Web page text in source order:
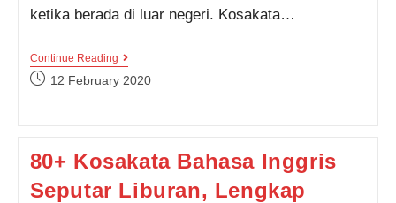
ketika berada di luar negeri. Kosakata…
Continue ReadingDaftar
Bahasa
Beserta
Artinya
Post12 February 2020
80+ Kosakata Bahasa Inggris
Seputar Liburan, Lengkap